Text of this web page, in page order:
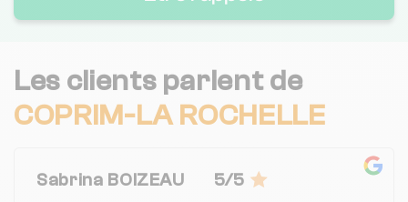
Les clients parlent de
COPRIM-LA ROCHELLE
Sabrina BOIZEAU 5/5